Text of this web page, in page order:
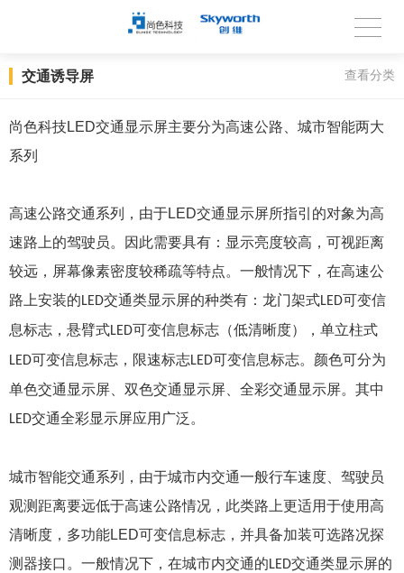
交通诱导屏 查看分类
尚色科技LED交通显示屏主要分为高速公路、城市智能两大
系列
高速公路交通系列，由于LED交通显示屏所指引的对象为高
速路上的驾驶员。因此需要具有：显示亮度较高，可视距离
较远，屏幕像素密度较稀疏等特点。一般情况下，在高速公
路上安装的LED交通类显示屏的种类有：龙门架式LED可变信
息标志，悬臂式LED可变信息标志（低清晰度），单立柱式
LED可变信息标志，限速标志LED可变信息标志。颜色可分为
单色交通显示屏、双色交通显示屏、全彩交通显示屏。其中
LED交通全彩显示屏应用广泛。
城市智能交通系列，由于城市内交通一般行车速度、驾驶员
观测距离要远低于高速公路情况，此类路上更适用于使用高
清晰度，多功能LED可变信息标志，并具备加装可选路况探
测器接口。一般情况下，在城市内交通的LED交通类显示屏的